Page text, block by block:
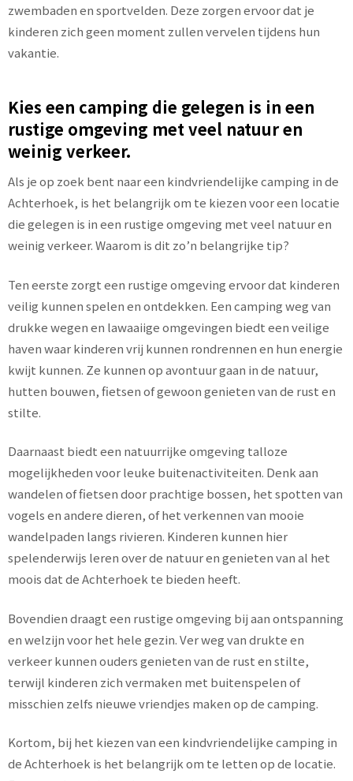
zwembaden en sportvelden. Deze zorgen ervoor dat je
kinderen zich geen moment zullen vervelen tijdens hun
vakantie.
Kies een camping die gelegen is in een
rustige omgeving met veel natuur en
weinig verkeer.
Als je op zoek bent naar een kindvriendelijke camping in de
Achterhoek, is het belangrijk om te kiezen voor een locatie
die gelegen is in een rustige omgeving met veel natuur en
weinig verkeer. Waarom is dit zo’n belangrijke tip?
Ten eerste zorgt een rustige omgeving ervoor dat kinderen
veilig kunnen spelen en ontdekken. Een camping weg van
drukke wegen en lawaaiige omgevingen biedt een veilige
haven waar kinderen vrij kunnen rondrennen en hun energie
kwijt kunnen. Ze kunnen op avontuur gaan in de natuur,
hutten bouwen, fietsen of gewoon genieten van de rust en
stilte.
Daarnaast biedt een natuurrijke omgeving talloze
mogelijkheden voor leuke buitenactiviteiten. Denk aan
wandelen of fietsen door prachtige bossen, het spotten van
vogels en andere dieren, of het verkennen van mooie
wandelpaden langs rivieren. Kinderen kunnen hier
spelenderwijs leren over de natuur en genieten van al het
moois dat de Achterhoek te bieden heeft.
Bovendien draagt een rustige omgeving bij aan ontspanning
en welzijn voor het hele gezin. Ver weg van drukte en
verkeer kunnen ouders genieten van de rust en stilte,
terwijl kinderen zich vermaken met buitenspelen of
misschien zelfs nieuwe vriendjes maken op de camping.
Kortom, bij het kiezen van een kindvriendelijke camping in
de Achterhoek is het belangrijk om te letten op de locatie.